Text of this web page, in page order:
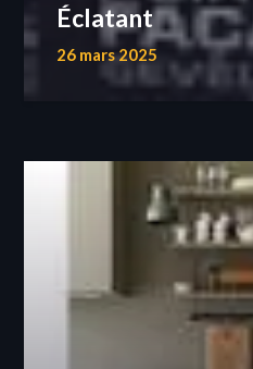
Éclatant
26 mars 2025